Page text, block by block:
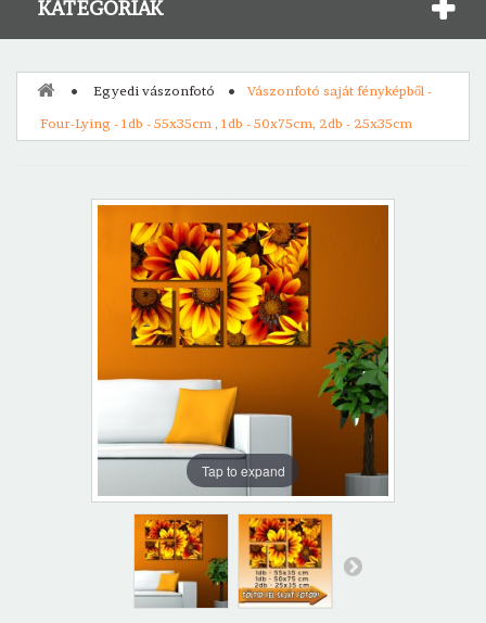
KATEGÓRIÁK
Egyedi vászonfotó
Vászonfotó saját fényképből -
Four-Lying - 1db - 55x35cm , 1db - 50x75cm, 2db - 25x35cm
Tap to expand